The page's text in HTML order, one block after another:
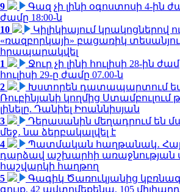
9
Գազ չի լինի օգոստոսի 4-ին
ժամը 18:00-ն
10
Կիլիկիայում կրակոցներով
«ռազբորկայի» բացառիկ
հրապարակվել
1
Ջուր չի լինի հուլիսի 28-ին
հուլիսի 29-ը ժամը 07.00-ն
2
Խստորեն դատապարտում եմ
Ռուբինյանի կողմից Ստամբուլում
լինելը. Դանիել Իոաննիսյան
3
Դերասանին մեղադրում են
մեջ․ նա ձերբակալվել է
4
Պատմական հաղթանակ․
դարձավ աշխարհի առաջնության
հաշվարկի հաղթող
5
Գագիկ Ծառուկյանից
գույք, 42 ավտոմեքենա, 105 միլիարդ